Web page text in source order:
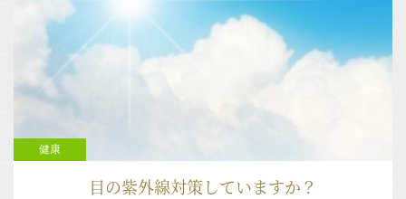
目の紫外線対策していますか？
健康